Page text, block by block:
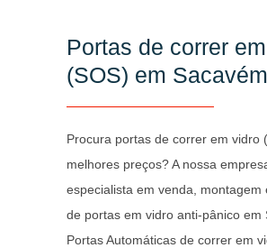
Portas de correr
(SOS) em Sacavém
Procura portas de correr em vidro
melhores preços? A nossa
especialista em venda, montagem
de portas em vidro anti-pânico em
Portas Automáticas de correr em